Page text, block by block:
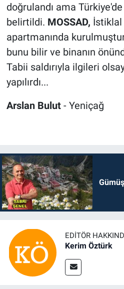
doğrulandı ama
belirtildi. MOSSAD, İstiklal
apartmanında
bunu bilir ve binanın
Tabii saldırıyla ilgileri
yapılırdı...
Arslan Bulut - Yeniçağ
EDITÖR
Kerim Öztürk